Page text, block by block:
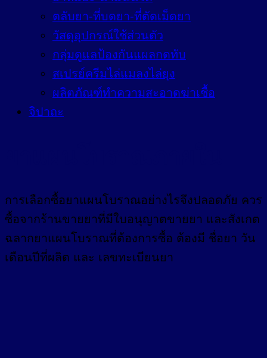
ตลับยา-ที่บดยา-ที่ตัดเม็ดยา
วัสดุอุปกรณ์ใช้ส่วนตัว
กลุ่มดูแลป้องกันแผลกดทับ
สเปรย์ครีมไล่แมลงไล่ยุง
ผลิตภัณฑ์ทำความสะอาดฆ่าเชื้อ
จิปาถะ
การเลือกซื้อยาแผนโบราณอย่างไรจึงปลอดภัย ควร
ซื้อจากร้านขายยาที่มีใบอนุญาตขายยา และสังเกต
ฉลากยาแผนโบราณที่ต้องการซื้อ ต้องมี ชื่อยา วัน
เดือนปีที่ผลิต และ เลขทะเบียนยา